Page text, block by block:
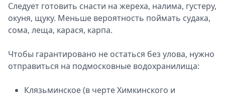
Следует готовить снасти на жереха, налима, густеру,
окуня, щуку. Меньше вероятность поймать судака,
сома, леща, карася, карпа.
Чтобы гарантировано не остаться без улова, нужно
отправиться на подмосковные водохранилища:
Клязьминское (в черте Химкинского и